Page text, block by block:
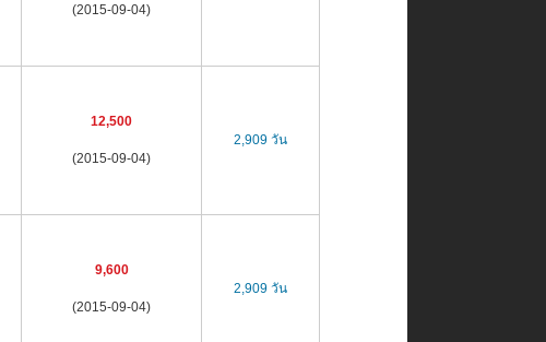
(2015-09-04)
12,500
(2015-09-04)
2,909 วัน
9,600
(2015-09-04)
2,909 วัน